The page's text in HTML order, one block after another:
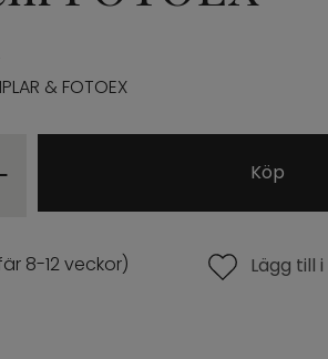
& FOTOEX
Köp
8-12 veckor) Lägg till